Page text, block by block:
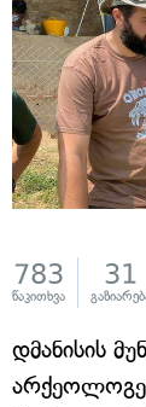
783
წაკითხვა
31
დმანისის